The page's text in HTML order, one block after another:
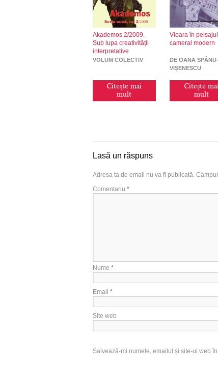
Akademos 2/2009.
Sub lupa creativității
interpretative
VOLUM COLECTIV
Citește mai
mult
Vioara în peisajul
cameral modern
DE OANA SPÂNU-
VIȘENESCU
Citește
mult
Lasă un răspuns
Adresa ta de email nu va fi publicată.
Comentariu *
Nume *
Email *
Site web
Salvează-mi numele, emailul și site-ul web